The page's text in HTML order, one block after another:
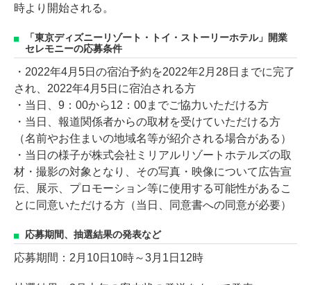
時より開始される。
「東京ディズニーリゾート・トイ・ストーリーホテル」開業
セレモニーの応募条件
・2022年4月5日の宿泊予約を2022年2月28日までに完了
され、2022年4月5日に宿泊される方
・当日、9：00から12：00までご協力いただける方
・当日、報道関係者からの取材を受けていただける方
（名前やお住まいの地域名等が紹介される場合がある）
・当日の様子が株式会社ミリアルリゾートホテルズの取
材・撮影の対象となり、その写真・映像について広告宣
伝、展示、プロモーション等に使用する可能性があるこ
とに同意いただける方（当日、同意書への同意が必要）
応募期間、抽選結果の発表など
応募期間：2月10日10時～3月1日12時